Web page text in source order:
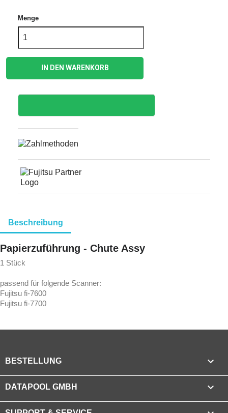
Menge
IN DEN WARENKORB
Beschreibung
Papierzuführung - Chute Assy
1 Stück
passend für folgende Scanner:
Fujitsu fi-7600
Fujitsu fi-7700
BESTELLUNG 
DATAPOOL GMBH 